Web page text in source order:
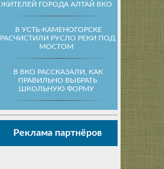
ЖИТЕЛЕЙ ГОРОДА АЛТАЙ ВКО
В УСТЬ-КАМЕНОГОРСКЕ
РАСЧИСТИЛИ РУСЛО РЕКИ ПОД
МОСТОМ
В ВКО РАССКАЗАЛИ, КАК
ПРАВИЛЬНО ВЫБРАТЬ
ШКОЛЬНУЮ ФОРМУ
Реклама партнёров